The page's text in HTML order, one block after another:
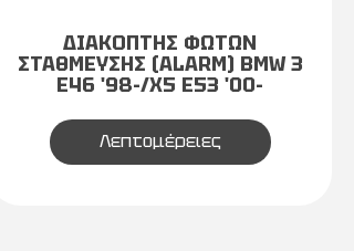
ΔΙΑΚΟΠΤΗΣ ΦΩΤΩΝ
ΣΤΑΘΜΕΥΣΗΣ (ALARM) BMW 3
E46 '98-/X5 E53 '00-
Λεπτομέρειες